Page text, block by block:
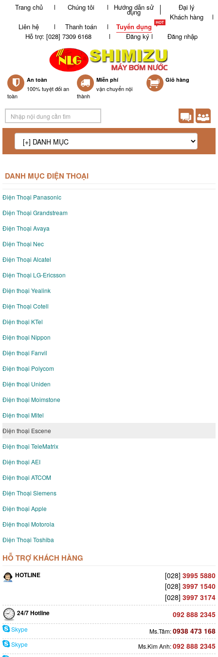
Trang chủ Chúng tôi Hướng dẫn sử
dụng
Đại lý
Khách hàng
Liên hệ
Thanh toán
Tuyển dụng
Đăng nhập
Đăng ký
Hỗ trợ: [028] 7309 6168
An toàn
100% tuyệt đối an
toàn
Miễn phí
vận chuyển nội
thành
0 Giỏ hàng
DANH MỤC ĐIỆN THOẠI
Điện Thoại Panasonic
Điện Thoại Grandstream
Điện Thoại Avaya
Điện Thoại Nec
Điện Thoại Alcatel
Điện Thoại LG-Ericsson
Điện thoại Yealink
Điện Thoại Cotell
Điện thoại KTel
Điện thoại Nippon
Điện thoại Fanvil
Điện thoại Polycom
Điện thoại Uniden
Điện thoại Moimstone
Điện thoại Mitel
Điện thoại Escene
Điện thoại TeleMatrix
Điện thoại AEI
Điện thoại ATCOM
Điện Thoại Siemens
Điện thoại Apple
Điện thoại Motorola
Điện Thoại Toshiba
HỖ TRỢ KHÁCH HÀNG
HOTLINE [028] 3995 5880
[028] 3997 1540
[028] 3997 3174
24/7 Hotline 092 888 2345
Skype Ms.Tâm:0938 473 168
Skype Ms.Kim Anh:092 888 2345